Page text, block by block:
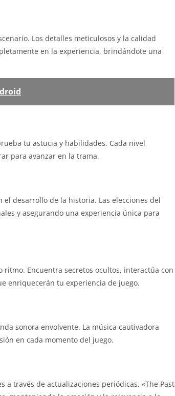
Los detalles meticulosos y la calidad
en la experiencia, brindándote una
tu astucia y habilidades. Cada nivel
para avanzar en la trama.
desarrollo de la historia. Las elecciones del
y asegurando una experiencia única para
Encuentra secretos ocultos, interactúa con
enriquecerán tu experiencia de juego.
sonora envolvente. La música cautivadora
en cada momento del juego.
a través de actualizaciones periódicas. «The Past